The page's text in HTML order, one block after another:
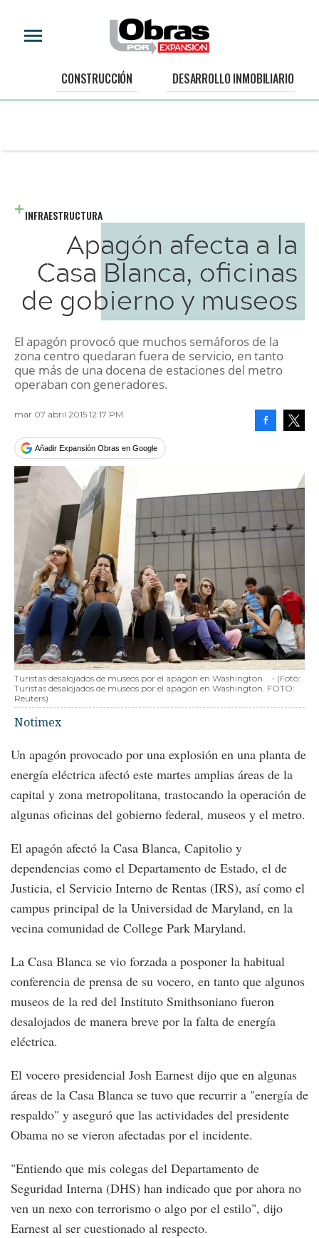
CONSTRUCCIÓN DESARROLLO INMOBILIARIO
INFRAESTRUCTURA
Apagón afecta a la
Casa Blanca, oficinas
de gobierno y museos
El apagón provocó que muchos semáforos de la
zona centro quedaran fuera de servicio, en tanto
que más de una docena de estaciones del metro
operaban con generadores.
mar 07 abril 2015 12:17 PM
Añadir Expansión Obras en Google
Turistas desalojados de museos por el apagón en Washington. - (Foto:
Turistas desalojados de museos por el apagón en Washington. FOTO:
Reuters)
Notimex
Un apagón provocado por una explosión en una planta de
energía eléctrica afectó este martes amplias áreas de la
capital y zona metropolitana, trastocando la operación de
algunas oficinas del gobierno federal, museos y el metro.
El apagón afectó la Casa Blanca, Capitolio y
dependencias como el Departamento de Estado, el de
Justicia, el Servicio Interno de Rentas (IRS), así como el
campus principal de la Universidad de Maryland, en la
vecina comunidad de College Park Maryland.
La Casa Blanca se vio forzada a posponer la habitual
conferencia de prensa de su vocero, en tanto que algunos
museos de la red del Instituto Smithsoniano fueron
desalojados de manera breve por la falta de energía
eléctrica.
El vocero presidencial Josh Earnest dijo que en algunas
áreas de la Casa Blanca se tuvo que recurrir a "energía de
respaldo" y aseguró que las actividades del presidente
Obama no se vieron afectadas por el incidente.
"Entiendo que mis colegas del Departamento de
Seguridad Interna (DHS) han indicado que por ahora no
ven un nexo con terrorismo o algo por el estilo", dijo
Earnest al ser cuestionado al respecto.